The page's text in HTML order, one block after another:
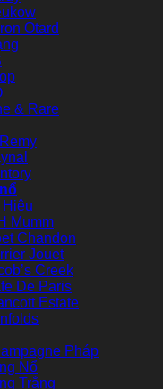
Otard
& Rare
Mumm
Chandon
Jouet
Creek
De Paris
Estate
Pháp
Nổ
Trắng